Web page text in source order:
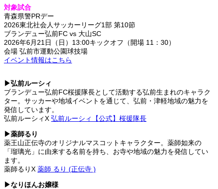
対象試合
青森県警PRデー
2026東北社会人サッカーリーグ1部 第10節
ブランデュー弘前FC vs 大山SC
2026年6月21日（日）13:00キックオフ（開場 11：30）
会場 弘前市運動公園球技場
イベント情報はこちら
▶弘前ルーシィ
ブランデュー弘前FC桜援隊長として活動する弘前生まれのキャラク
ター。サッカーや地域イベントを通じて、弘前・津軽地域の魅力を
発信しています。
弘前ルーシィX 弘前ルーシィ【公式】桜援隊長
▶薬師るり
薬王山正伝寺のオリジナルマスコットキャラクター。薬師如来の
「瑠璃光」に由来する名前を持ち、お寺や地域の魅力を発信してい
ます。
薬師るりX 薬師 るり (正伝寺 )
▶なりほんお嬢様